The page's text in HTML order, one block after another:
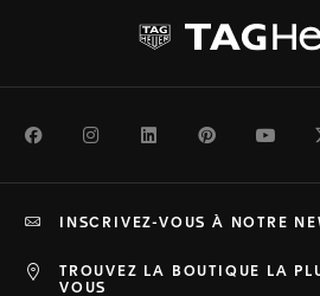
FacebookInstagramLinkedInPinterest
TROUVEZ LA BOUTIQUE LA
VOUS
INSCRIVEZ-VOUS À NOTRE